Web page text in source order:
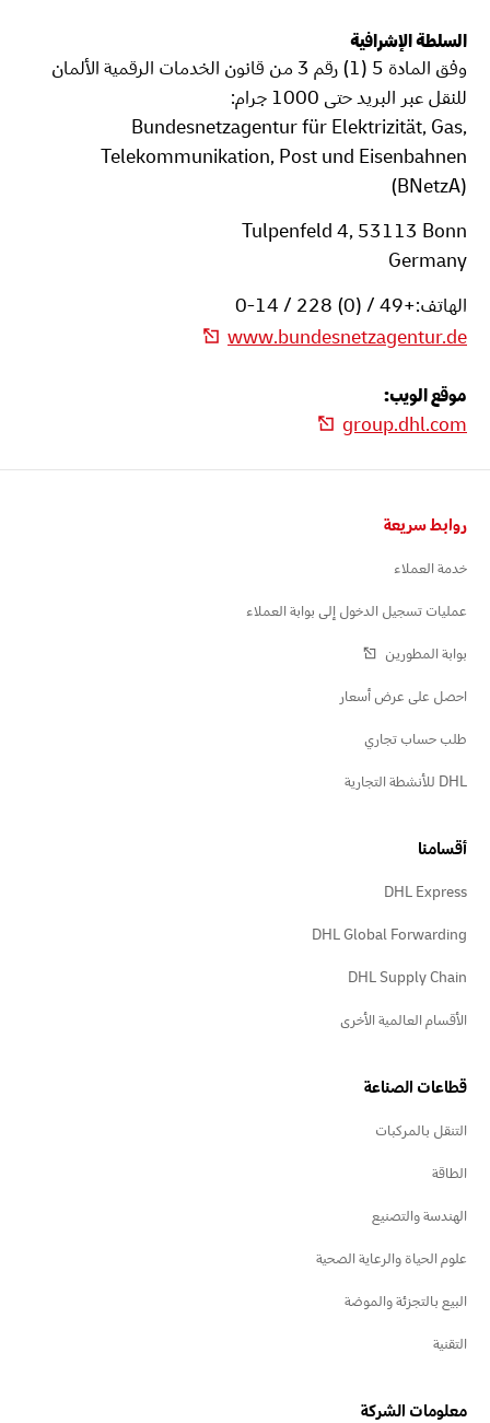
السلطة الإشرافية
وفق المادة 5 (1) رقم 3 من قانون الخدمات الرقمية الألمان
للنقل عبر البريد حتى 1000 جرام:
Bundesnetzagentur für Elektrizität, Gas,
Telekommunikation, Post und Eisenbahnen
(BNetzA)
Tulpenfeld 4, 53113 Bonn
Germany
الهاتف:+49 / (0) 228 / 14-0
www.bundesnetzagentur.de
موقع الويب:
group.dhl.com
روابط سريعة
خدمة العملاء
عمليات تسجيل الدخول إلى بوابة العملاء
بوابة المطورين
احصل على عرض أسعار
طلب حساب تجاري
DHL للأنشطة التجارية
أقسامنا
DHL Express
DHL Global Forwarding
DHL Supply Chain
الأقسام العالمية الأخرى
قطاعات الصناعة
التنقل بالمركبات
الطاقة
الهندسة والتصنيع
علوم الحياة والرعاية الصحية
البيع بالتجزئة والموضة
التقنية
معلومات الشركة